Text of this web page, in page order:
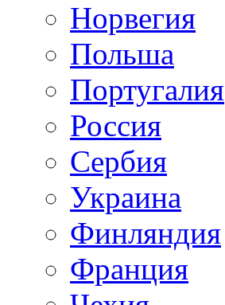
Норвегия
Польша
Португалия
Россия
Сербия
Украина
Финляндия
Франция